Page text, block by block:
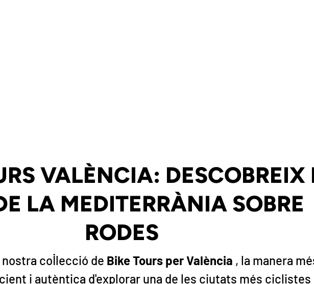
VALÈNCIA: DESCOBREIX
LA MEDITERRÀNIA SOBRE
RODES
col·lecció de Bike Tours per València , la manera
i autèntica d'explorar una de les ciutats més ciclistes